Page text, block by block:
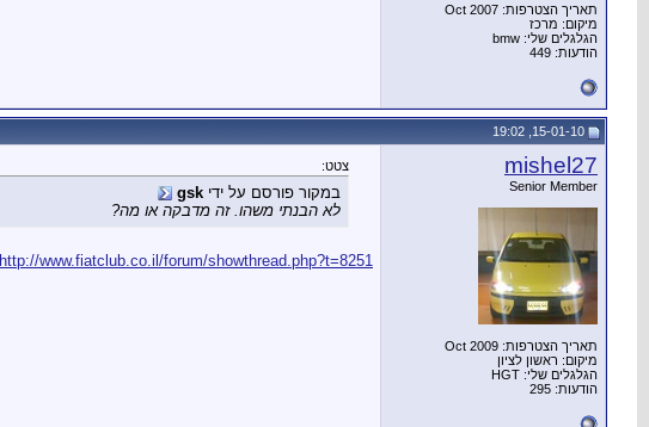
תאריך הצטרפות: Oct 2007
מיקום: מרכז
הגלגלים שלי: bmw
הודעות: 449
mishel27
Senior Member
תאריך הצטרפות: Oct 2009
מיקום: ראשון לציון
הגלגלים שלי: HGT
הודעות: 295
צטט:
במקור פורסם על ידי gsk
לא הבנתי משהו. זה מדבקה או מה?
http://www.fiatclub.co.il/forum/showthread.php?t=8251